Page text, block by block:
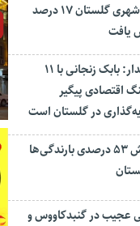
درون‌شهری گلستان ۱۷ درصد
یافت
استاندار: بابک زنجانی با ۱۱
اقتصادی پیگیر
در گلستان است
افزایش ۵۳ درصدی بارندگی‌ها
عجیب در‌ گنبدکاووس و